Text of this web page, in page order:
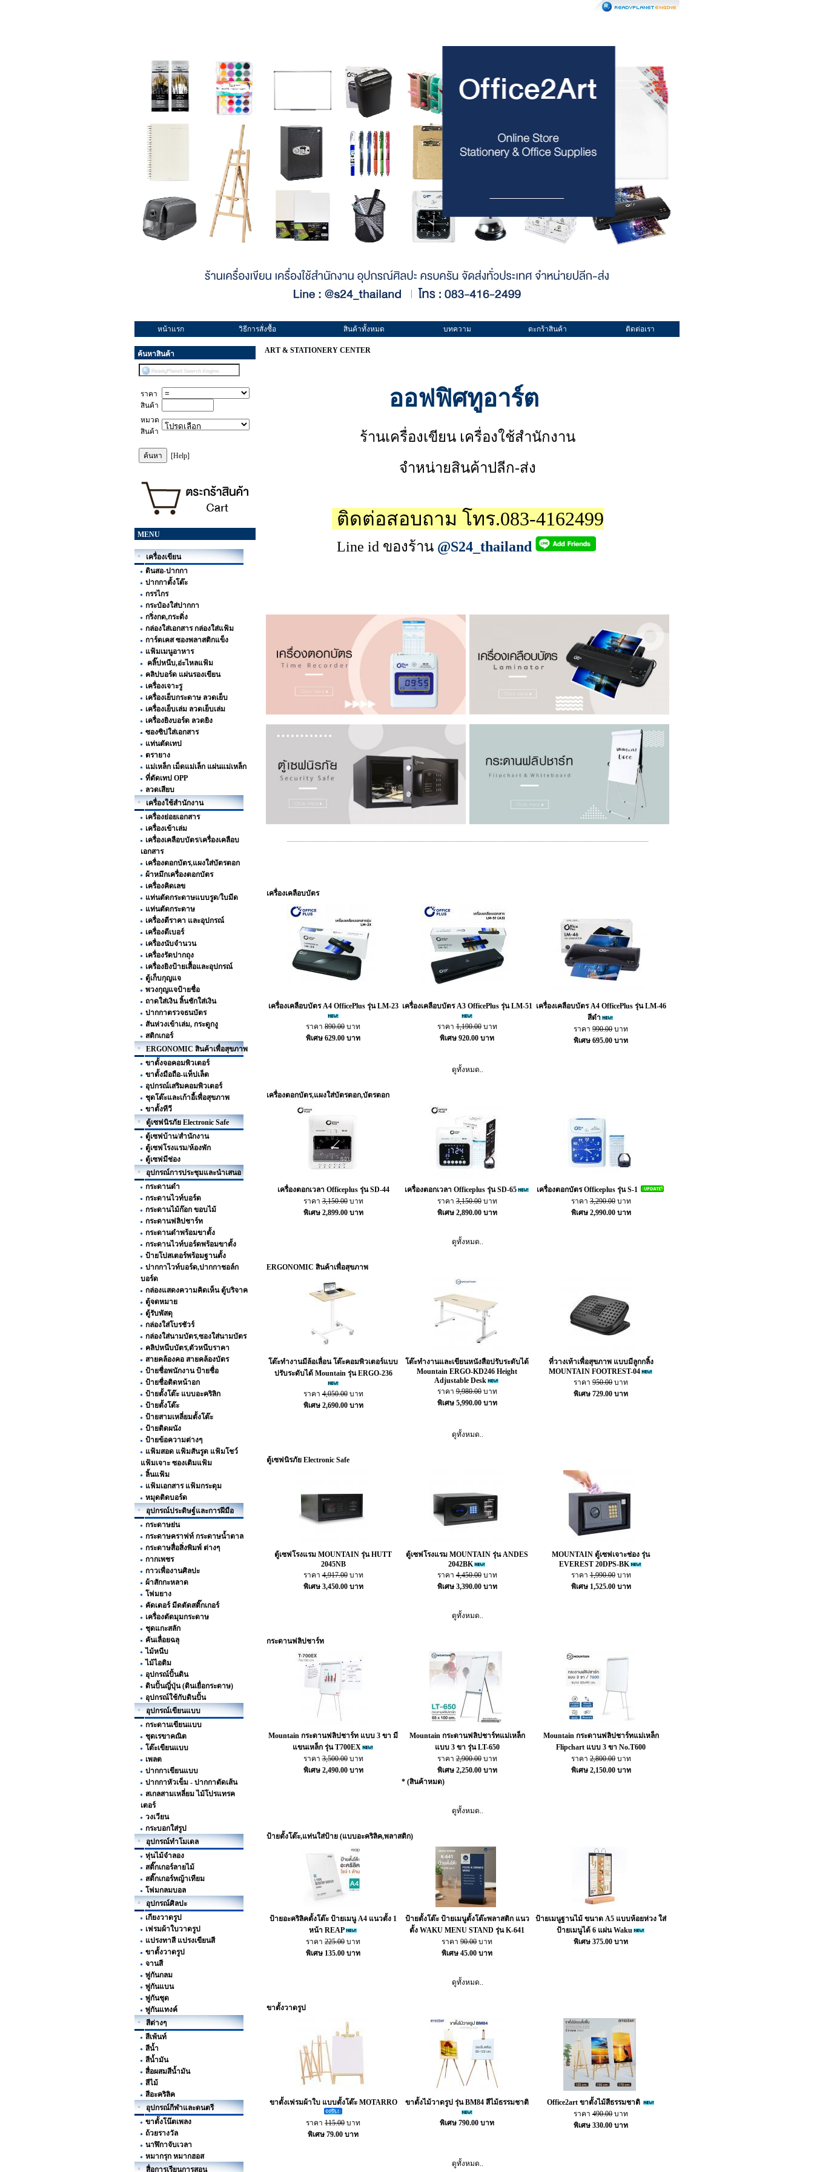
หน้าแรก วิธีการสั่งซื้อ สินค้าทั้งหมด บทความ ตะกร้าสินค้า ติดต่อเรา
ค้นหาสินค้า
ราคา
สินค้า
หมวด
สินค้า
[Help]
MENU
เครื่องเขียน
ดินสอ-ปากกา
ปากกาตั้งโต๊ะ
กรรไกร
กระป๋องใส่ปากกา
กริ่งกด,กระดิ่ง
กล่องใส่เอกสาร กล่องใส่แฟ้ม
การ์ดเคส ซองพลาสติกแข็ง
แฟ้มเมนูอาหาร
คลิ๊ปหนีบ,อ่ะไหลแฟ้ม
คลิปบอร์ด แผ่นรองเขียน
เครื่องเจาะรู
เครื่องเย็บกระดาษ ลวดเย็บ
เครื่องเย็บเล่ม ลวดเย็บเล่ม
เครื่องยิงบอร์ด ลวดยิง
ซองซิปใส่เอกสาร
แท่นตัดเทป
ตรายาง
แม่เหล็ก เม็ดแม่เล็ก แผ่นแม่เหล็ก
ที่ตัดเทป OPP
ลวดเสียบ
เครื่องใช้สำนักงาน
เครื่องย่อยเอกสาร
เครื่องเข้าเล่ม
เครื่องเคลือบบัตร/เครื่องเคลือบ
เอกสาร
เครื่องตอกบัตร,แผงใส่บัตรตอก
ผ้าหมึกเครื่องตอกบัตร
เครื่องคิดเลข
แท่นตัดกระดาษแบบรูด/ใบมีด
แท่นตัดกระดาษ
เครื่องตีราคา และอุปกรณ์
เครื่องตีเบอร์
เครื่องนับจำนวน
เครื่องรัดปากถุง
เครื่องยิงป้ายเสื้อและอุปกรณ์
ตู้เก็บกุญแจ
พวงกุญแจป้ายชื่อ
ถาดใส่เงิน ลิ้นชักใส่เงิน
ปากกาตรวจธนบัตร
สันห่วงเข้าเล่ม, กระดูกงู
สติกเกอร์
ERGONOMIC สินค้าเพื่อสุขภาพ
ขาตั้งจอคอมพิวเตอร์
ขาตั้งมือถือ-แท็ปเล็ต
อุปกรณ์เสริมคอมพิวเตอร์
ชุดโต๊ะและเก้าอี้เพื่อสุขภาพ
ขาตั้งทีวี
ตู้เซฟนิรภัย Electronic Safe
ตู้เซฟบ้าน/สำนักงาน
ตู้เซฟโรงแรม/ห้องพัก
ตู้เซฟมีช่อง
อุปกรณ์การประชุมและนำเสนอ
กระดานดำ
กระดานไวท์บอร์ด
กระดานไม้ก๊อก ขอบไม้
กระดานฟลิปชาร์ท
กระดานดำพร้อมขาตั้ง
กระดานไวท์บอร์ดพร้อมขาตั้ง
ป้ายโปสเตอร์พร้อมฐานตั้ง
ปากกาไวท์บอร์ด,ปากกาชอล์ก
บอร์ด
กล่องแสดงความคิดเห็น ตู้บริจาค
ตู้จดหมาย
ตู้รับพัสดุ
กล่องใส่โบรชัวร์
กล่องใส่นามบัตร,ซองใส่นามบัตร
คลิปหนีบบัตร,ตัวหนีบราคา
สายคล้องคอ สายคล้องบัตร
ป้ายชื่อพนักงาน ป้ายชื่อ
ป้ายชื่อติดหน้าอก
ป้ายตั้งโต๊ะ แบบอะคริลิก
ป้ายตั้งโต๊ะ
ป้ายสามเหลี่ยมตั้งโต๊ะ
ป้ายติดผนัง
ป้ายข้อความต่างๆ
แฟ้มสอด แฟ้มสันรูด แฟ้มโชว์
แฟ้มเจาะ ซองเติมแฟ้ม
ลิ้นแฟ้ม
แฟ้มเอกสาร แฟ้มกระดุม
หมุดติดบอร์ด
อุปกรณ์ประดิษฐ์และการฝีมือ
กระดาษย่น
กระดาษคราฟท์ กระดาษน้ำตาล
กระดาษสื่อสิ่งพิมพ์ ต่างๆ
กากเพชร
กาวเพื่องานศิลปะ
ผ้าสักกะหลาด
โฟมยาง
คัดเตอร์ มีดตัดสติ๊กเกอร์
เครื่องตัดมุมกระดาษ
ชุดแกะสลัก
คันเลื่อยฉลุ
ไม้หนีบ
ไม้ไอติม
อุปกรณ์ปั้นดิน
ดินปั้นญี่ปุ่น (ดินเยื่อกระดาษ)
อุปกรณ์ใช้กับดินปั้น
อุปกรณ์เขียนแบบ
กระดานเขียนแบบ
ชุดเรขาคณิต
โต๊ะเขียนแบบ
เพลต
ปากกาเขียนแบบ
ปากกาหัวเข็ม - ปากกาตัดเส้น
สเกลสามเหลี่ยม ไม้โปรแทรค
เตอร์
วงเวียน
กระบอกใส่รูป
อุปกรณ์ทำโมเดล
หุ่นไม้จำลอง
สติ๊กเกอร์ลายไม้
สติ๊กเกอร์หญ้าเทียม
โฟมกลมบอล
อุปกรณ์ศิลปะ
เกียงวาดรูป
เฟรมผ้าใบวาดรูป
แปรงทาสี แปรงเขียนสี
ขาตั้งวาดรูป
จานสี
พู่กันกลม
พู่กันแบน
พู่กันชุด
พู่กันแทงค์
สีต่างๆ
สีเพ้นท์
สีน้ำ
สีน้ำมัน
สื่อผสมสีน้ำมัน
สีไม้
สีอะคริลิค
อุปกรณ์กีฬาและดนตรี
ขาตั้งโน๊ตเพลง
ถ้วยรางวัล
นาฬิกาจับเวลา
หมากรุก หมากฮอส
สื่อการเรียนการสอน
ART & STATIONERY CENTER
ออฟฟิศทูอาร์ต
ร้านเครื่องเขียน เครื่องใช้สำนักงาน
จำหน่ายสินค้าปลีก-ส่ง
ติดต่อสอบถาม โทร.083-4162499
Line id ของร้าน @S24_thailand
เครื่องเคลือบบัตร
เครื่องเคลือบบัตร A4 OfficePlus รุ่น LM-23
ราคา890.00 บาท
พิเศษ 629.00 บาท
เครื่องเคลือบบัตร A3 OfficePlus รุ่น LM-51
ราคา1,190.00บาท
พิเศษ 920.00 บาท
เครื่องเคลือบบัตร A4 OfficePlus รุ่น LM-46
สีดำ
ราคา990.00บาท
พิเศษ 695.00 บาท
ดูทั้งหมด..
เครื่องตอกบัตร,แผงใส่บัตรตอก,บัตรตอก
เครื่องตอกเวลา Officeplus รุ่น SD-44
ราคา3,150.00บาท
พิเศษ 2,899.00 บาท
เครื่องตอกเวลา Officeplus รุ่น SD-65
ราคา3,150.00บาท
พิเศษ 2,890.00 บาท
เครื่องตอกบัตร Officeplus รุ่น S-1
ราคา3,290.00บาท
พิเศษ 2,990.00 บาท
ดูทั้งหมด..
ERGONOMIC สินค้าเพื่อสุขภาพ
โต๊ะทำงานมีล้อเลื่อน โต๊ะคอมพิวเตอร์แบบ
ปรับระดับได้ Mountain รุ่น ERGO-236
ราคา4,050.00บาท
พิเศษ 2,690.00 บาท
โต๊ะทำงานและเขียนหนังสือปรับระดับได้
Mountain ERGO-KD246 Height
Adjustable Desk
ราคา9,980.00บาท
พิเศษ 5,990.00 บาท
ที่วางเท้าเพื่อสุขภาพ แบบมีลูกกลิ้ง
MOUNTAIN FOOTREST-04
ราคา950.00บาท
พิเศษ 729.00 บาท
ดูทั้งหมด..
ตู้เซฟนิรภัย Electronic Safe
ตู้เซฟโรงแรม MOUNTAIN รุ่น HUTT
2045NB
ราคา4,917.00บาท
พิเศษ 3,450.00 บาท
ตู้เซฟโรงแรม MOUNTAIN รุ่น ANDES
2042BK
ราคา4,450.00บาท
พิเศษ 3,390.00 บาท
MOUNTAIN ตู้เซฟเจาะช่อง รุ่น
EVEREST 20DPS-BK
ราคา1,990.00บาท
พิเศษ 1,525.00 บาท
ดูทั้งหมด..
กระดานฟลิปชาร์ท
Mountain กระดานฟลิปชาร์ท แบบ 3 ขา มี
แขนเหล็ก รุ่น T700EX
ราคา3,500.00บาท
พิเศษ 2,490.00 บาท
Mountain กระดานฟลิปชาร์ทแม่เหล็ก
แบบ 3 ขา รุ่น LT-650
ราคา2,900.00บาท
พิเศษ 2,250.00 บาท
* (สินค้าหมด)
Mountain กระดานฟลิปชาร์ทแม่เหล็ก
Flipchart แบบ 3 ขา No.T600
ราคา2,800.00บาท
พิเศษ 2,150.00 บาท
ดูทั้งหมด..
ป้ายตั้งโต๊ะ,แท่นใส่ป้าย (แบบอะคริลิค,พลาสติก)
ป้ายอะคริลิคตั้งโต๊ะ ป้ายเมนู A4 แนวตั้ง 1
หน้า REAP
ราคา225.00 บาท
พิเศษ 135.00 บาท
ป้ายตั้งโต๊ะ ป้ายเมนูตั้งโต๊ะพลาสติก แนว
ตั้ง WAKU MENU STAND รุ่น K-641
ราคา90.00บาท
พิเศษ 45.00 บาท
ป้ายเมนูฐานไม้ ขนาด A5 แบบห้อยห่วง ใส่
ป้ายเมนูได้ 6 แผ่น Waku
พิเศษ 375.00 บาท
ดูทั้งหมด..
ขาตั้งวาดรูป
ขาตั้งเฟรมผ้าใบ แบบตั้งโต๊ะ MOTARRO
ราคา115.00 บาท
พิเศษ 79.00 บาท
ขาตั้งไม้วาดรูป รุ่น BM84 สีไม้ธรรมชาติ
พิเศษ 790.00 บาท
Office2art ขาตั้งไม้สีธรรมชาติ
ราคา490.00บาท
พิเศษ 330.00 บาท
ดูทั้งหมด..